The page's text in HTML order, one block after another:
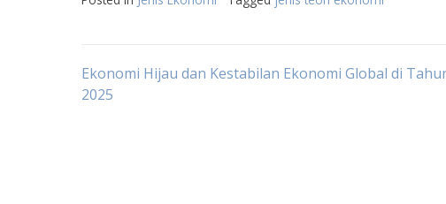
Post
Ekonomi Hijau dan Kestabilan Ekonomi Global di
2025